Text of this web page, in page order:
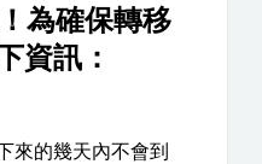
為確保轉移
資訊：
來的幾天內不會到